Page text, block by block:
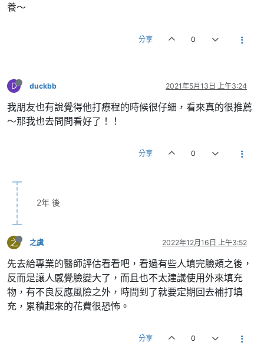
養～
分享 0
D duckbb 2021年5月13日 上午3:24
我朋友也有說覺得他打療程的時候很仔細，看來真的很推薦
～那我也去問問看好了！！
分享 0
2年 後
之 之虞 2022年12月16日 上午3:52
先去給專業的醫師評估看看吧，看過有些人填完臉頰之後，
反而是讓人感覺臉變大了，而且也不太建議使用外來填充
物，有不良反應風險之外，時間到了就要定期回去補打填
充，累積起來的花費很恐怖。
分享 0